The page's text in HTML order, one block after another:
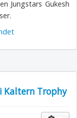
Jungstars Gukesh
Kaltern Trophy